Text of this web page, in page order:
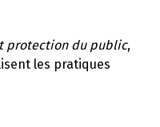
protection du public,
les pratiques